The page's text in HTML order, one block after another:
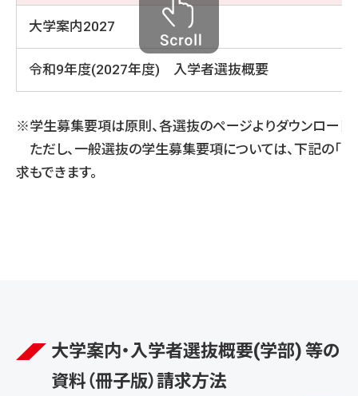
大学案内2027
令和9年度(2027年度) 入学者選抜概要
※学生募集要項は原則、各選抜のページよりダウンロ
ただし、一般選抜の学生募集要項については、下記の「1.
求もできます。
大学案内・入学者選抜概要(学部) 等の
資料（冊子版）請求方法